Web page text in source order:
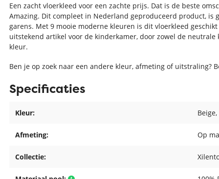
Een zacht vloerkleed voor een zachte prijs. Dat is de beste
Amazing. Dit compleet in Nederland geproduceerd product, is
garens. Met 9 mooie moderne kleuren is dit vloerkleed
uitstekend artikel voor de kinderkamer, door zowel de
kleur.
Ben je op zoek naar een andere kleur, afmeting of uitstraling?
Specificaties
Kleur: Beige
Afmeting: Op
Collectie: